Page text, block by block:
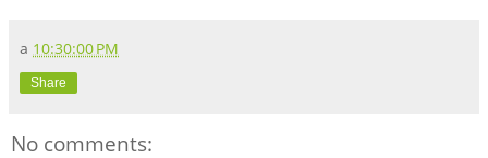
a 10:30:00 PM
Share
No comments: